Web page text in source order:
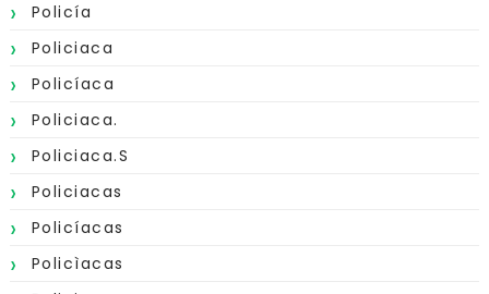
Policía
Policiaca
Policíaca
Policiaca.
Policiaca.s
Policiacas
Policíacas
Policìacas